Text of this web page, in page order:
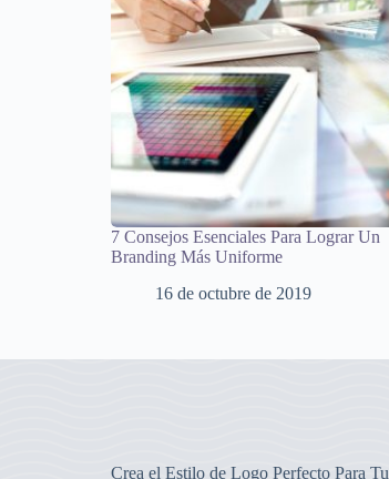
7 Consejos Esenciales Para Lograr Un
Branding Más Uniforme
16 de octubre de 2019
Crea el Estilo de Logo Perfecto Para Tu